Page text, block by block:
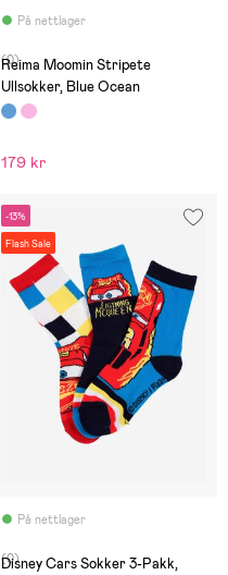
På nettlager
(0)
Reima Moomin Stripete
Ullsokker, Blue Ocean
179 kr
-13%
Flash Sale
På nettlager
(0)
Disney Cars Sokker 3-Pakk,